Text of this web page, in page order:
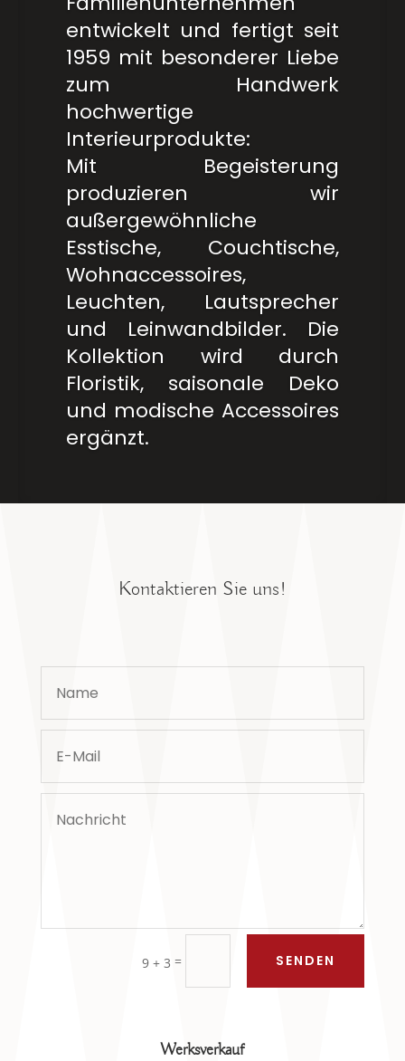
entwickelt und fertigt seit
1959 mit besonderer Liebe
zum Handwerk
hochwertige
Interieurprodukte:
Mit Begeisterung
produzieren wir
außergewöhnliche
Esstische, Couchtische,
Wohnaccessoires,
Leuchten, Lautsprecher
und Leinwandbilder. Die
Kollektion wird durch
Floristik, saisonale Deko
und modische Accessoires
ergänzt.
Kontaktieren Sie uns!
9 + 3 = SENDEN
Werksverkauf